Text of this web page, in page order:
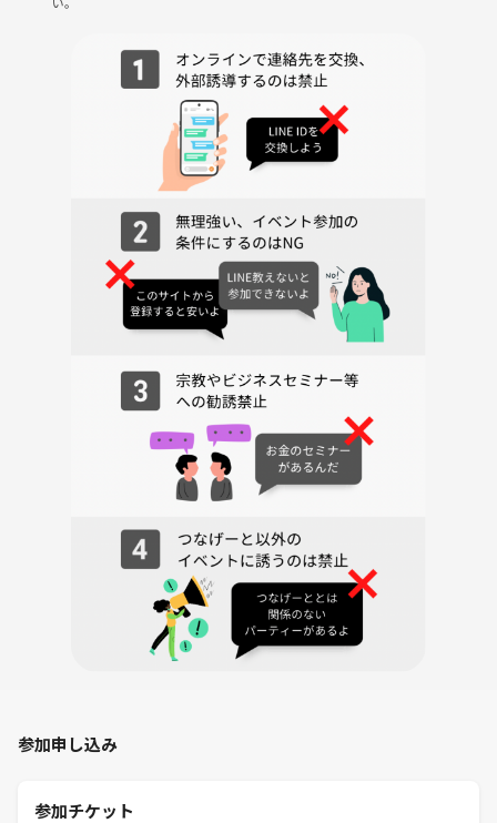
●運動初心者ですが、参加できますか？
運動初心者の方や、運動が苦手な方にも楽しんでいただけるようなプロ
グラムを用意しております。
●着替える場所はありますか？
会場によっては更衣室をご用意できない場合がございます。
その場合は、トイレや男女交互に着替えるようにご案内させていただき
不安な場合は、直接お問い合わせください。
プロの指導のもと、ひとりひとりの体力レベルに合わせて丁寧にサポー
アットホームな雰囲気で、皆さんとお話しながら楽しく運動を楽しんで
☆当日スケジュール☆
9:55-10:05 着替え/準備
10:10-11:10 エクササイズ♪
11:10-11:15 着替え/片付け
11:15-11:30 交流タイム🌿
に合わせたペースで参加してください。
有しましょう🌟
参加申し込み
参加チケット